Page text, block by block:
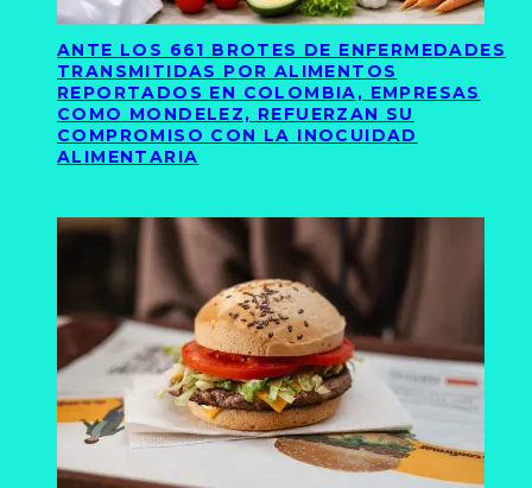
ANTE LOS 661 BROTES DE ENFERMEDADES
TRANSMITIDAS POR ALIMENTOS
REPORTADOS EN COLOMBIA, EMPRESAS
COMO MONDELEZ, REFUERZAN SU
COMPROMISO CON LA INOCUIDAD
ALIMENTARIA